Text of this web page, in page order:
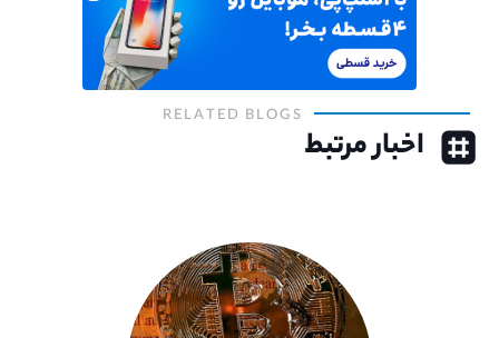
RELATED BLOGS
اخبار مرتبط